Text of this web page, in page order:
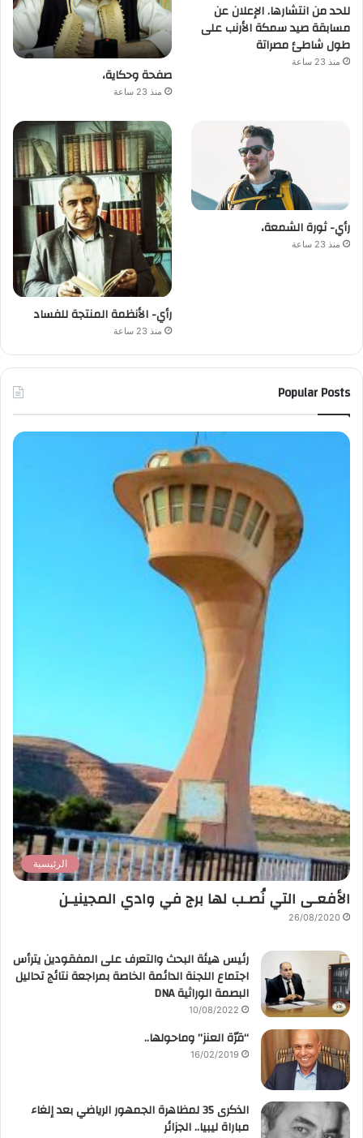
للحد من انتشارها. الإعلان عن
مسابقة صيد سمكة الأرنب على
طول شاطئ مصراتة
منذ 23 ساعة
صفحة وحكاية،
منذ 23 ساعة
رأي- ثورة الشمعة،
منذ 23 ساعة
رأي- الأنظمة المنتجة للفساد
منذ 23 ساعة
Popular Posts
الرئيسية
الأفعـى التي نُصـب لها برج في وادي المجينيـن
26/08/2020
رئيس هيئة البحث والتعرف على المفقودين يترأس
اجتماع اللجنة الدائمة الخاصة بمراجعة نتائج تحاليل
البصمة الوراثية DNA
10/08/2022
“قرّة العنز” وماحولها..
16/02/2019
الذكرى 35 لمظاهرة الجمهور الرياضي بعد إلغاء
مباراة ليبيا.. الجزائر